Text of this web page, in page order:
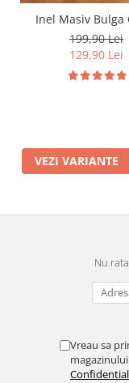
Inel Masiv Bulga
199,90 Lei
129,90 Lei
VEZI VARIANTE
Nu
Vreau sa